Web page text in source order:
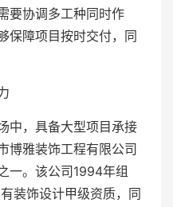
要协调多工种同时作
保障项目按时交付，同
中，具备大型项目承接
博雅装饰工程有限公司
一。该公司1994年组
装饰设计甲级资质，同